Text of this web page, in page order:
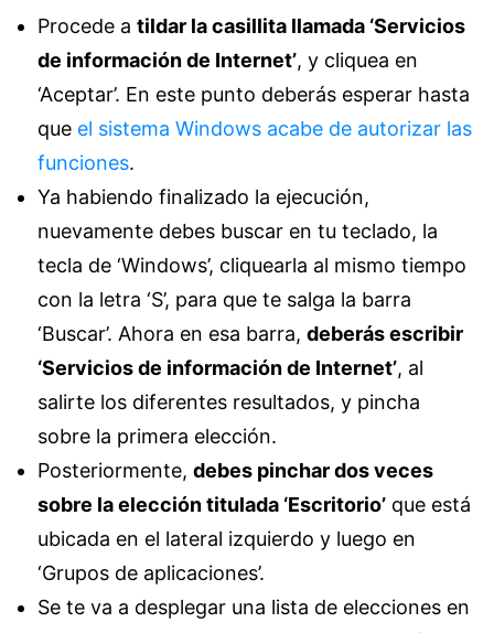
Procede a tildar la casillita llamada ‘Servicios
de información de Internet’, y cliquea en
‘Aceptar’. En este punto deberás esperar hasta
que el sistema Windows acabe de autorizar las
funciones.
Ya habiendo finalizado la ejecución,
nuevamente debes buscar en tu teclado, la
tecla de ‘Windows’, cliquearla al mismo tiempo
con la letra ‘S’, para que te salga la barra
‘Buscar’. Ahora en esa barra, deberás escribir
‘Servicios de información de Internet’, al
salirte los diferentes resultados, y pincha
sobre la primera elección.
Posteriormente, debes pinchar dos veces
sobre la elección titulada ‘Escritorio’ que está
ubicada en el lateral izquierdo y luego en
‘Grupos de aplicaciones’.
Se te va a desplegar una lista de elecciones en